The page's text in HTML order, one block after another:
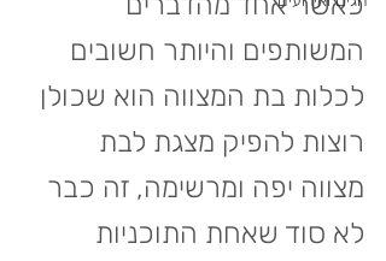
המשותפים והיותר חשובים
לכלות בת המצווה הוא שכולן
רוצות להפיק מצגת לבת
מצווה יפה ומרשימה, זה כבר
לא סוד שאחת התוכניות